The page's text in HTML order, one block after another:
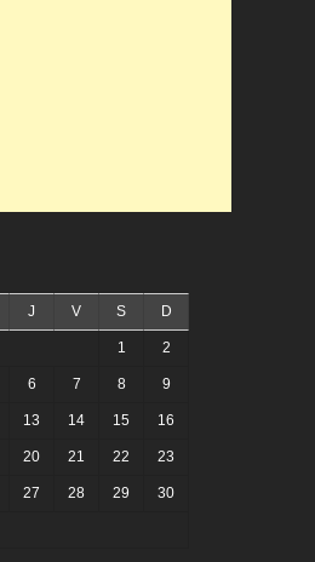
J V S D
1 2
6 7 8 9
13 14 15 16
20 21 22 23
27 28 29 30